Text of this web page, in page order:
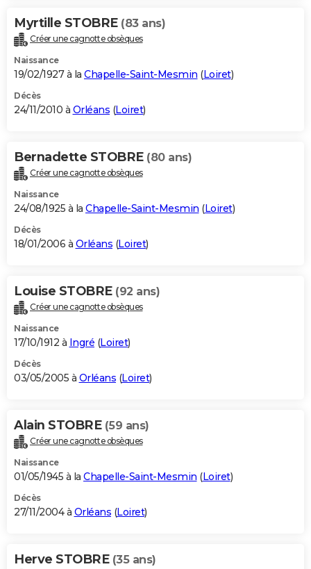
Myrtille STOBRE (83 ans)
Créer une cagnotte obsèques
Naissance
19/02/1927 à la Chapelle-Saint-Mesmin (Loiret)
Décès
24/11/2010 à Orléans (Loiret)
Bernadette STOBRE (80 ans)
Créer une cagnotte obsèques
Naissance
24/08/1925 à la Chapelle-Saint-Mesmin (Loiret)
Décès
18/01/2006 à Orléans (Loiret)
Louise STOBRE (92 ans)
Créer une cagnotte obsèques
Naissance
17/10/1912 à Ingré (Loiret)
Décès
03/05/2005 à Orléans (Loiret)
Alain STOBRE (59 ans)
Créer une cagnotte obsèques
Naissance
01/05/1945 à la Chapelle-Saint-Mesmin (Loiret)
Décès
27/11/2004 à Orléans (Loiret)
Herve STOBRE (35 ans)